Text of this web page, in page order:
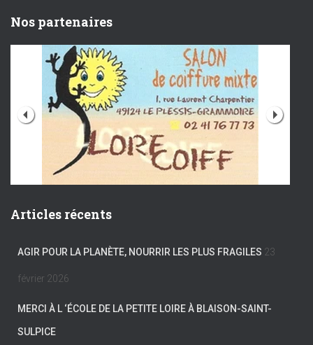
Nos partenaires
Articles récents
AGIR POUR LA PLANÈTE, NOURRIR LES PLUS FRAGILES 23
février 2026
MERCI À L ‘ÉCOLE DE LA PETITE LOIRE À BLAISON-SAINT-
SULPICE